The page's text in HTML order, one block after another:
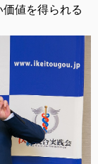
値を得られる